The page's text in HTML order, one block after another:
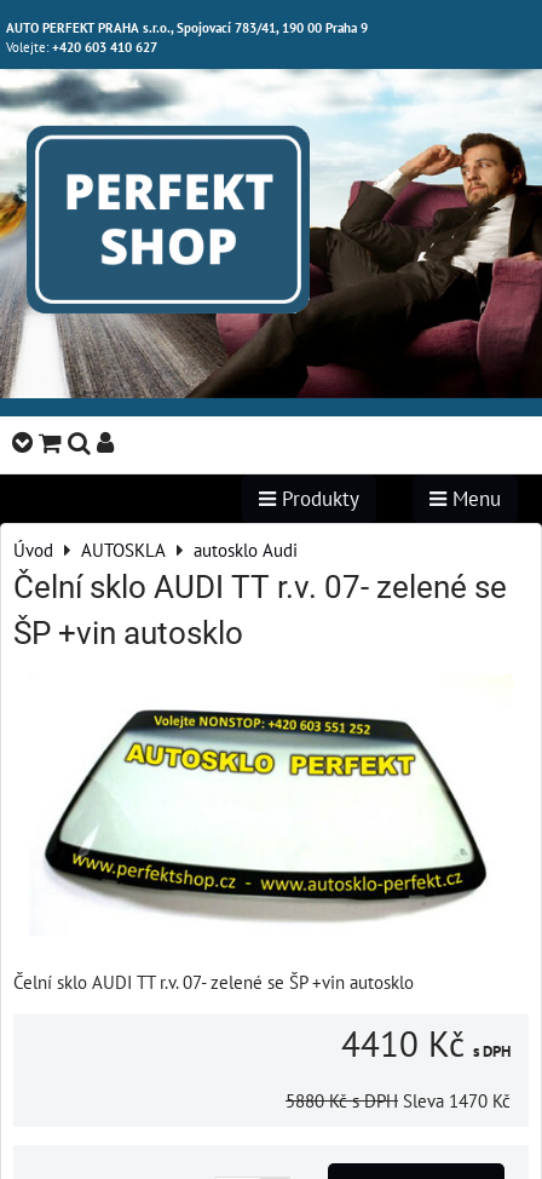
AUTO PERFEKT PRAHA s.r.o., Spojovací 783/41, 190 00 Praha 9
Volejte:+420 603 410 627
Produkty Menu
Úvod AUTOSKLA autosklo Audi
Čelní sklo AUDI TT r.v. 07- zelené se
ŠP +vin autosklo
Čelní sklo AUDI TT r.v. 07- zelené se ŠP +vin autosklo
4410 Kč s DPH
5880 Kč s DPH Sleva 1470 Kč